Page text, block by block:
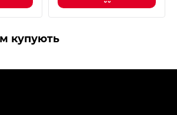
купують